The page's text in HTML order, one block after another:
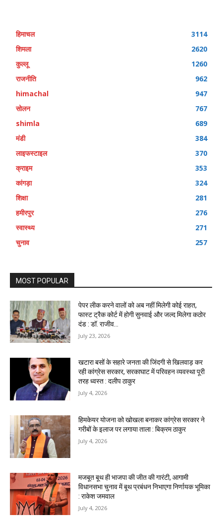
हिमाचल
3114
शिमला
2620
कुल्लू
1260
राजनीति
962
himachal
947
सोलन
767
shimla
689
मंडी
384
लाइफस्टाइल
370
क्राइम
353
कांगड़ा
324
शिक्षा
281
हमीरपुर
276
स्वास्थ्य
271
चुनाव
257
MOST POPULAR
पेपर लीक करने वालों को अब नहीं मिलेगी कोई राहत,
फास्ट ट्रैक कोर्ट में होगी सुनवाई और जल्द मिलेगा कठोर
दंड : डॉ. राजीव...
July 23, 2026
खटारा बसों के सहारे जनता की जिंदगी से खिलवाड़ कर
रही कांग्रेस सरकार, सरकाघाट में परिवहन व्यवस्था पूरी
तरह ध्वस्त : दलीप ठाकुर
July 4, 2026
हिमकेयर योजना को खोखला बनाकर कांग्रेस सरकार ने
गरीबों के इलाज पर लगाया ताला : बिक्रम ठाकुर
July 4, 2026
मजबूत बूथ ही भाजपा की जीत की गारंटी, आगामी
विधानसभा चुनाव में बूथ प्रबंधन निभाएगा निर्णायक भूमिका
: राकेश जमवाल
July 4, 2026